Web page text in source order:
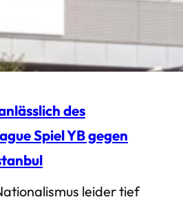
des
Spiel YB gegen
leider tief